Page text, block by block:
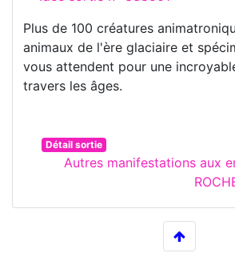
Plus de 100 créatures
animaux de l'ère glaciaire et
vous attendent pour une
travers les âges.
Détail sortie
Autres manifestations aux